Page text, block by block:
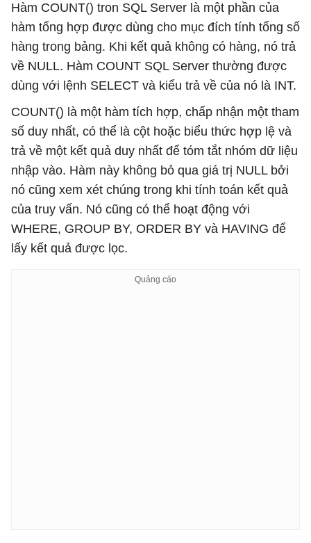
Hàm COUNT() tron SQL Server là một phần của
hàm tổng hợp được dùng cho mục đích tính tổng số
hàng trong bảng. Khi kết quả không có hàng, nó trả
về NULL. Hàm COUNT SQL Server thường được
dùng với lệnh SELECT và kiểu trả về của nó là INT.
COUNT() là một hàm tích hợp, chấp nhận một tham
số duy nhất, có thể là cột hoặc biểu thức hợp lệ và
trả về một kết quả duy nhất để tóm tắt nhóm dữ liệu
nhập vào. Hàm này không bỏ qua giá trị NULL bởi
nó cũng xem xét chúng trong khi tính toán kết quả
của truy vấn. Nó cũng có thể hoạt động với
WHERE, GROUP BY, ORDER BY và HAVING để
lấy kết quả được lọc.